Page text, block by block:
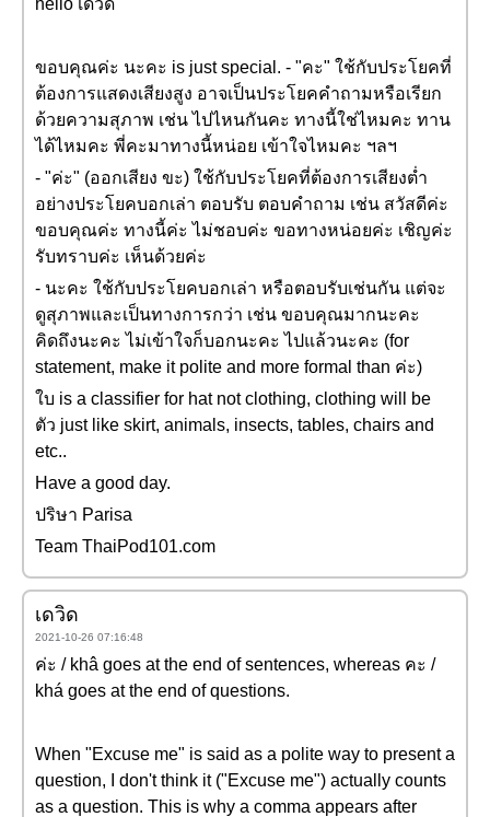
hello เดวิด
ขอบคุณค่ะ นะคะ is just special. - "คะ" ใช้กับประโยคที่
ต้องการแสดงเสียงสูง อาจเป็นประโยคคำถามหรือเรียก
ด้วยความสุภาพ เช่น ไปไหนกันคะ ทางนี้ใช่ไหมคะ ทาน
ได้ไหมคะ พี่คะมาทางนี้หน่อย เข้าใจไหมคะ ฯลฯ
- "ค่ะ" (ออกเสียง ขะ) ใช้กับประโยคที่ต้องการเสียงต่ำ
อย่างประโยคบอกเล่า ตอบรับ ตอบคำถาม เช่น สวัสดีค่ะ
ขอบคุณค่ะ ทางนี้ค่ะ ไม่ชอบค่ะ ขอทางหน่อยค่ะ เชิญค่ะ
รับทราบค่ะ เห็นด้วยค่ะ
- นะคะ ใช้กับประโยคบอกเล่า หรือตอบรับเช่นกัน แต่จะ
ดูสุภาพและเป็นทางการกว่า เช่น ขอบคุณมากนะคะ
คิดถึงนะคะ ไม่เข้าใจก็บอกนะคะ ไปแล้วนะคะ (for
statement, make it polite and more formal than ค่ะ)
ใบ is a classifier for hat not clothing, clothing will be
ตัว just like skirt, animals, insects, tables, chairs and
etc..
Have a good day.
ปริษา Parisa
Team ThaiPod101.com
เดวิด
2021-10-26 07:16:48
ค่ะ / khâ goes at the end of sentences, whereas คะ /
khá goes at the end of questions.
When "Excuse me" is said as a polite way to present a
question, I don't think it ("Excuse me") actually counts
as a question. This is why a comma appears after